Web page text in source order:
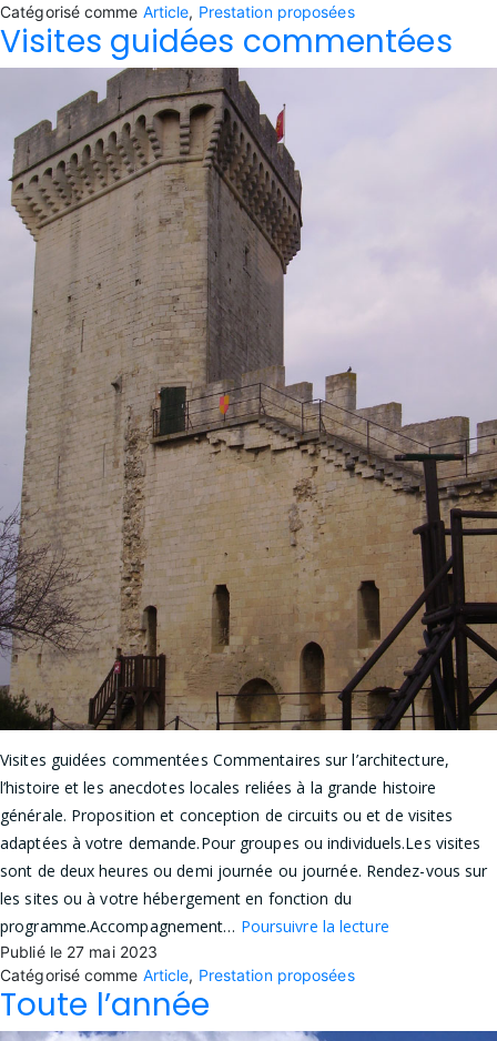
conception
de
circuits
Catégorisé comme Article, Prestation proposées
Visites guidées commentées
Visites guidées commentées Commentaires sur l’architecture,
l’histoire et les anecdotes locales reliées à la grande histoire
générale. Proposition et conception de circuits ou et de visites
adaptées à votre demande.Pour groupes ou individuels.Les visites
sont de deux heures ou demi journée ou journée. Rendez-vous sur
les sites ou à votre hébergement en fonction du
programme.Accompagnement… Poursuivre la lectureVisites
Publié le 27 mai 2023
Catégorisé comme Article, Prestation proposées
Toute l’année